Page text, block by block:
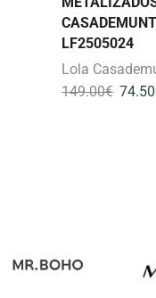
CASADEMUNT
LF2505024
Lola
149.00€ 74.50